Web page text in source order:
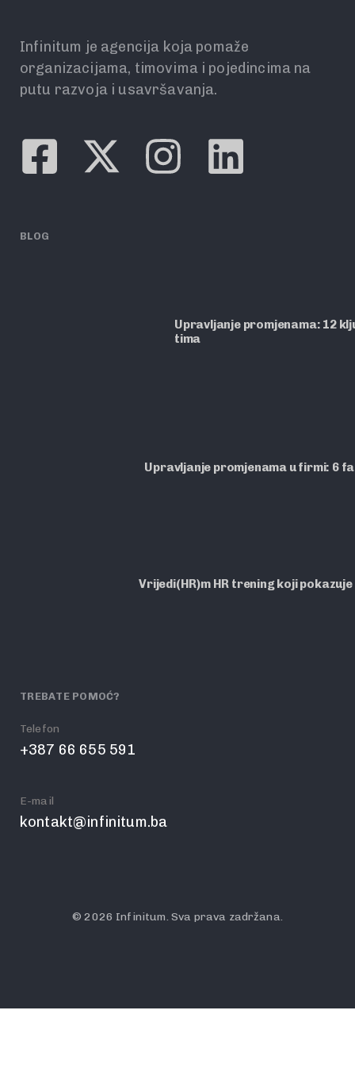
Infinitum je agencija koja pomaže
organizacijama, timovima i pojedincima na
putu razvoja i usavršavanja.
BLOG
Upravljanje promjenama: 12
tima
Upravljanje promjenama u firmi: 6
Vrijedi(HR)m HR trening koji
TREBATE POMOĆ?
Telefon
+387 66 655 591
E-mail
kontakt@infinitum.ba
© 2026 Infinitum. Sva prava zadržana.